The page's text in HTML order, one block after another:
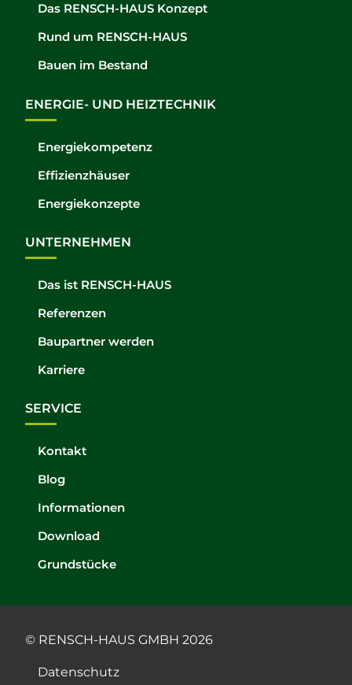
Das RENSCH-HAUS Konzept
Rund um RENSCH-HAUS
Bauen im Bestand
ENERGIE- UND HEIZTECHNIK
Energiekompetenz
Effizienzhäuser
Energiekonzepte
UNTERNEHMEN
Das ist RENSCH-HAUS
Referenzen
Baupartner werden
Karriere
SERVICE
Kontakt
Blog
Informationen
Download
Grundstücke
© RENSCH-HAUS GMBH 2026
Datenschutz